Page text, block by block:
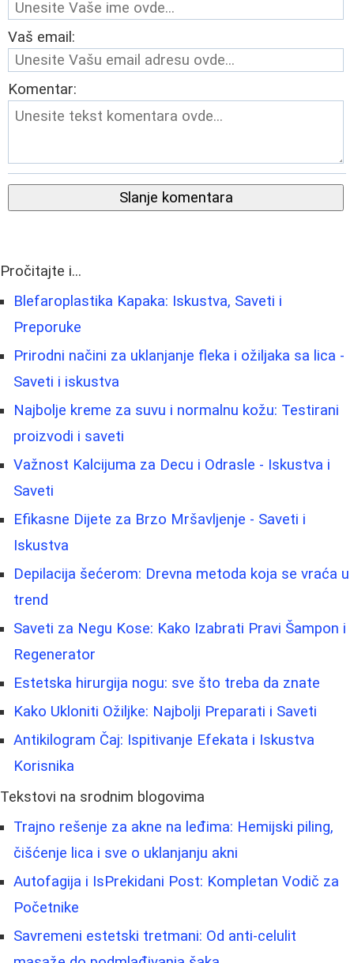
Vaš email:
Komentar:
Slanje komentara
Pročitajte i...
Blefaroplastika Kapaka: Iskustva, Saveti i
Preporuke
Prirodni načini za uklanjanje fleka i ožiljaka sa lica -
Saveti i iskustva
Najbolje kreme za suvu i normalnu kožu: Testirani
proizvodi i saveti
Važnost Kalcijuma za Decu i Odrasle - Iskustva i
Saveti
Efikasne Dijete za Brzo Mršavljenje - Saveti i
Iskustva
Depilacija šećerom: Drevna metoda koja se vraća u
trend
Saveti za Negu Kose: Kako Izabrati Pravi Šampon i
Regenerator
Estetska hirurgija nogu: sve što treba da znate
Kako Ukloniti Ožiljke: Najbolji Preparati i Saveti
Antikilogram Čaj: Ispitivanje Efekata i Iskustva
Korisnika
Tekstovi na srodnim blogovima
Trajno rešenje za akne na leđima: Hemijski piling,
čišćenje lica i sve o uklanjanju akni
Autofagija i IsPrekidani Post: Kompletan Vodič za
Početnike
Savremeni estetski tretmani: Od anti-celulit